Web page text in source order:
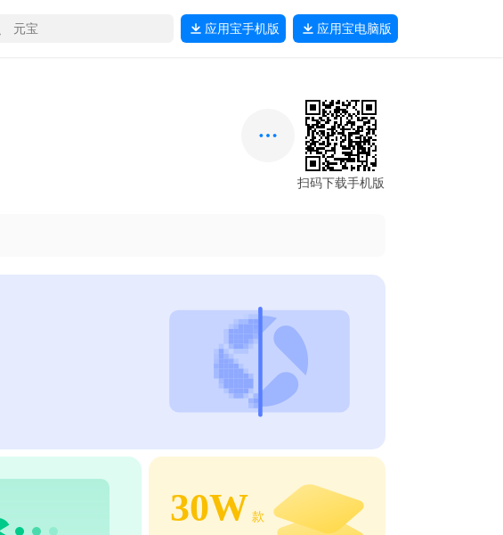
应用宝手机版 应用宝电脑版
扫码下载手机版
30W 款